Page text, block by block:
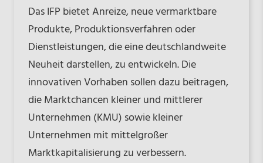
Das IFP bietet Anreize, neue vermarktbare
Produkte, Produktionsverfahren oder
Dienstleistungen, die eine deutschlandweite
Neuheit darstellen, zu entwickeln. Die
innovativen Vorhaben sollen dazu beitragen,
die Marktchancen kleiner und mittlerer
Unternehmen (KMU) sowie kleiner
Unternehmen mit mittelgroßer
Marktkapitalisierung zu verbessern.